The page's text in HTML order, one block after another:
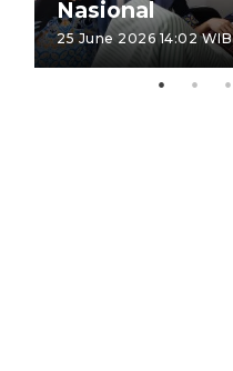
Nasional
25 June 2026 14:02 WIB